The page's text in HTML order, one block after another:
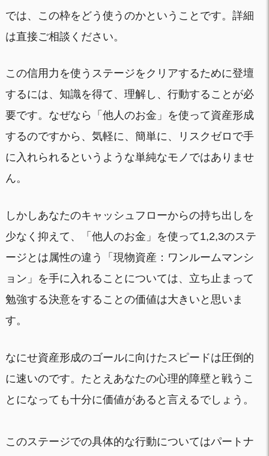
では、この枠をどう使うのかということです。詳細
は直接ご相談ください。
この信用力を使うステージをクリアするために登壇
するには、知識を得て、理解し、行動することが必
要です。なぜなら「他人のお金」を使って資産形成
するのですから、気軽に、簡単に、リスクゼロで手
に入れられるというような単純なモノではありませ
ん。
しかしあなたのキャッシュフローからの持ち出しを
少なく抑えて、「他人のお金」を使って1,2,3のステ
ージとは属性の違う「現物資産：ワンルームマンシ
ョン」を手に入れることについては、立ち止まって
勉強する決意をすることの価値は大きいと思いま
す。
なにせ資産形成のゴールに向けたスピードは圧倒的
に速いのです。たとえあなたの心理的障壁と戦うこ
とになっても十分に価値があると言えるでしょう。
このステージでの具体的な行動についてはパートナ